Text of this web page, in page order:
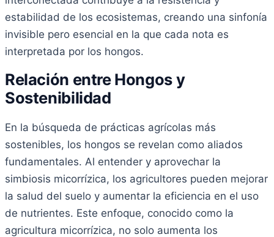
estabilidad de los ecosistemas, creando una sinfonía
invisible pero esencial en la que cada nota es
interpretada por los hongos.
Relación entre Hongos y
Sostenibilidad
En la búsqueda de prácticas agrícolas más
sostenibles, los hongos se revelan como aliados
fundamentales. Al entender y aprovechar la
simbiosis micorrízica, los agricultores pueden mejorar
la salud del suelo y aumentar la eficiencia en el uso
de nutrientes. Este enfoque, conocido como la
agricultura micorrízica, no solo aumenta los